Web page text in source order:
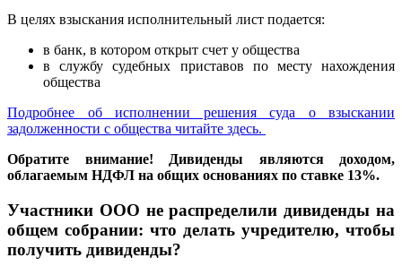
В целях взыскания исполнительный лист подается:
в банк, в котором открыт счет у общества
в службу судебных приставов по месту нахождения
общества
Подробнее об исполнении решения суда о взыскании
задолженности с общества читайте здесь.
Обратите внимание!
Дивиденды являются доходом,
облагаемым НДФЛ на общих основаниях по ставке 13%.
Участники ООО не распределили дивиденды на
общем собрании: что делать учредителю, чтобы
получить дивиденды?